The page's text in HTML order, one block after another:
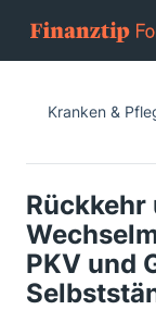
Kranken &
Rückkehr
PKV und